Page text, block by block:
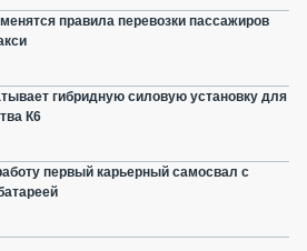
правила перевозки пассажиров
гибридную силовую установку для
К6
первый карьерный самосвал с